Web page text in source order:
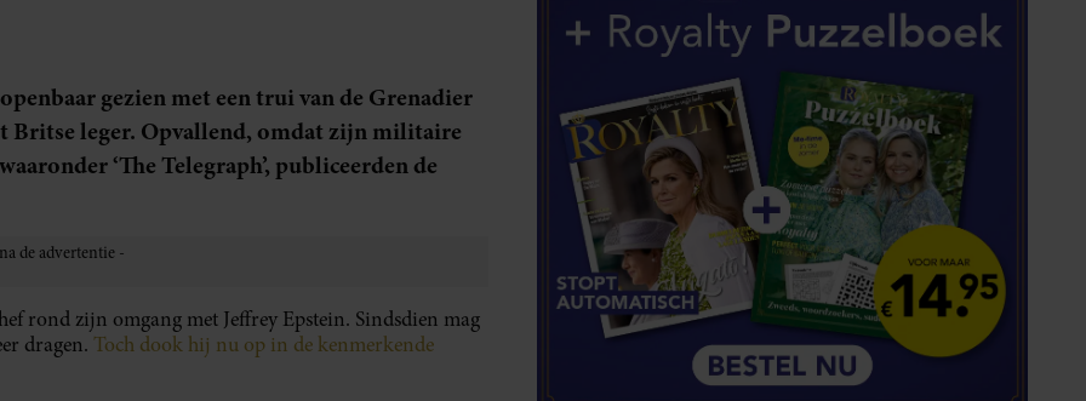
gezien met een trui van de Grenadier
Britse leger. Opvallend, omdat zijn militaire
‘The Telegraph’, publiceerden de
rond zijn omgang met Jeffrey Epstein. Sindsdien mag
dragen. Toch dook hij nu op in de kenmerkende